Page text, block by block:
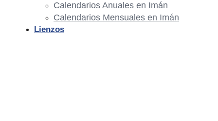
Calendarios Anuales en Imán
Calendarios Mensuales en Imán
Lienzos